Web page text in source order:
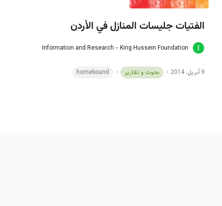
الفتيات جليسات المنازل في الأردن
Information and Research - King Hussein Foundation
9 أبريل، 2014 بحوث و تقارير homebound